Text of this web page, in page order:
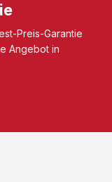
Preis-Garantie
Angebot in